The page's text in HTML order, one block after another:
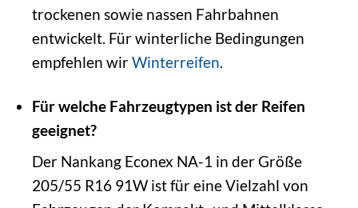
trockenen sowie nassen Fahrbahnen
entwickelt. Für winterliche Bedingungen
empfehlen wirWinterreifen.
Für welche Fahrzeugtypen ist der Reifen
geeignet?
Der Nankang Econex NA-1 in der Größe
205/55 R16 91W ist für eine Vielzahl von